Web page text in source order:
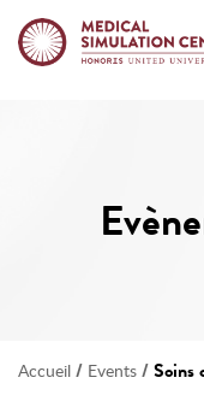
Accueil / Events /Soins